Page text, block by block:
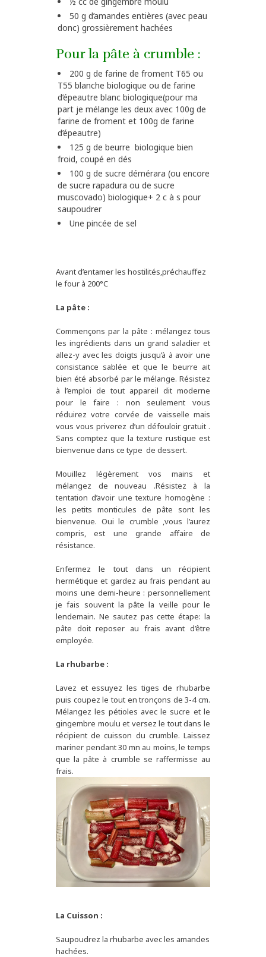
50 g d’amandes entières (avec peau
donc) grossièrement hachées
Pour la pâte à crumble :
200 g de farine de froment T65 ou
T55 blanche biologique ou de farine
d’épeautre blanc biologique(pour ma
part je mélange les deux avec 100g de
farine de froment et 100g de farine
d’épeautre)
125 g de beurre biologique bien
froid, coupé en dés
100 g de sucre démérara (ou encore
de sucre rapadura ou de sucre
muscovado) biologique+ 2 c à s pour
saupoudrer
Une pincée de sel
Avant d’entamer les hostilités,préchauffez
le four à 200°C
La pâte :
Commençons par la pâte : mélangez tous
les ingrédients dans un grand saladier et
allez-y avec les doigts jusqu’à à avoir une
consistance sablée et que le beurre ait
bien été absorbé par le mélange. Résistez
à l’emploi de tout appareil dit moderne
pour le faire : non seulement vous
réduirez votre corvée de vaisselle mais
vous vous priverez d’un défouloir gratuit .
Sans comptez que la texture rustique est
bienvenue dans ce type de dessert.
Mouillez légèrement vos mains et
mélangez de nouveau .Résistez à la
tentation d’avoir une texture homogène :
les petits monticules de pâte sont les
bienvenue. Oui le crumble ,vous l’aurez
compris, est une grande affaire de
résistance.
Enfermez le tout dans un récipient
hermétique et gardez au frais pendant au
moins une demi-heure : personnellement
je fais souvent la pâte la veille pour le
lendemain. Ne sautez pas cette étape: la
pâte doit reposer au frais avant d’être
employée.
La rhubarbe :
Lavez et essuyez les tiges de rhubarbe
puis coupez le tout en tronçons de 3-4 cm.
Mélangez les pétioles avec le sucre et le
gingembre moulu et versez le tout dans le
récipient de cuisson du crumble. Laissez
mariner pendant 30 mn au moins, le temps
que la pâte à crumble se raffermisse au
frais.
La Cuisson :
Saupoudrez la rhubarbe avec les amandes
hachées.